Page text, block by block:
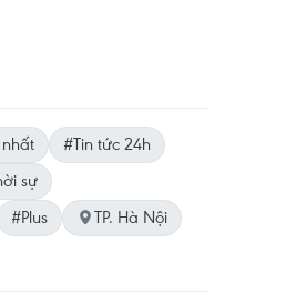
#Tin tức 24h
sự
#Plus
TP. Hà Nội